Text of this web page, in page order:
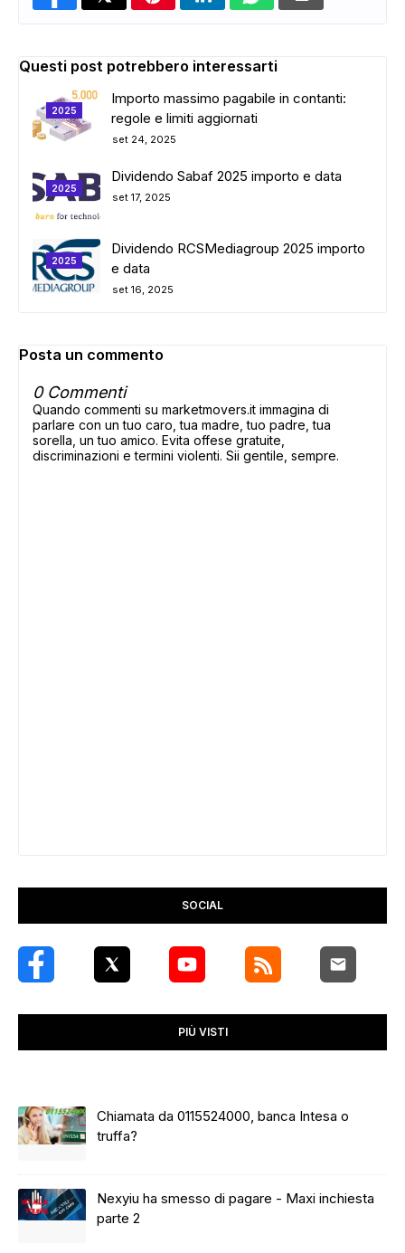
ADS
Questi post potrebbero interessarti
2025
Importo massimo pagabile in contanti:
regole e limiti aggiornati
set 24, 2025
2025
Dividendo Sabaf 2025 importo e data
set 17, 2025
2025
Dividendo RCSMediagroup 2025 importo
e data
set 16, 2025
Posta un commento
0 Commenti
Quando commenti su marketmovers.it immagina di
parlare con un tuo caro, tua madre, tuo padre, tua
sorella, un tuo amico. Evita offese gratuite,
discriminazioni e termini violenti. Sii gentile, sempre.
SOCIAL
PIÙ VISTI
Chiamata da 0115524000, banca Intesa o
truffa?
Nexyiu ha smesso di pagare - Maxi inchiesta
parte 2